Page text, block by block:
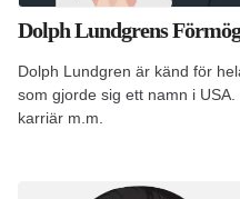
Dolph Lundgrens
Dolph Lundgren är känd för
som gjorde sig ett namn i
karriär m.m.